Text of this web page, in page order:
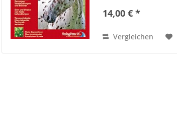
Loechle vermitteln auf
Weise...
14,00 € *
Vergleichen